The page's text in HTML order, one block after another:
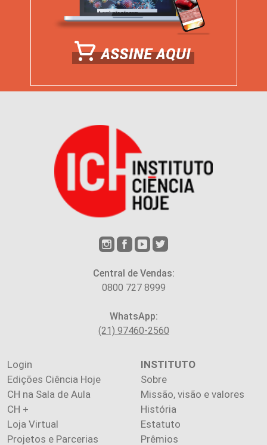
Central de Vendas:
0800 727 8999
WhatsApp:
(21) 97460-2560
Login
Edições Ciência Hoje
CH na Sala de Aula
CH +
Loja Virtual
Projetos e Parcerias
INSTITUTO
Sobre
Missão, visão e valores
História
Estatuto
Prêmios